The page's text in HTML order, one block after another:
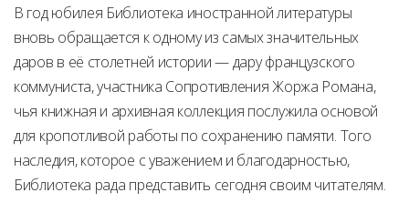
В год юбилея Библиотека иностранной литературы
вновь обращается к одному из самых значительных
даров в её столетней истории — дару французского
коммуниста, участника Сопротивления Жоржа Романа,
чья книжная и архивная коллекция послужила основой
для кропотливой работы по сохранению памяти. Того
наследия, которое с уважением и благодарностью,
Библиотека рада представить сегодня своим читателям.